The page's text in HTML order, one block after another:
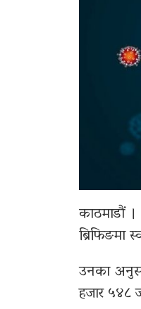
काठमाडौं
ब्रिफिङमा
उनका
हजार ५४८